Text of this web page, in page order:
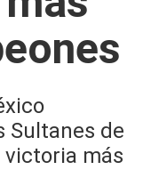
Sultanes de
victoria más